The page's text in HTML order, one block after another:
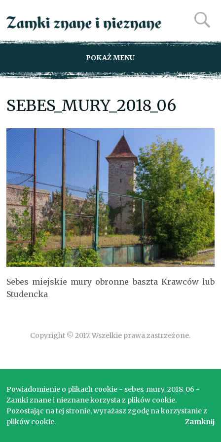
POKAŻ MENU
SEBES_MURY_2018_06
Sebes miejskie mury obronne baszta Krawców lub
Studencka
Copyright © 2017. Wszelkie prawa zastrzeżone.
Powiadomienie o plikach cookie - sebes_mury_2018_06 -
Zamki znane i nieznane korzysta z plików cookie.
Pozostając na tej stronie, wyrażasz zgodę na korzystanie z
plików cookie.
Zamknij